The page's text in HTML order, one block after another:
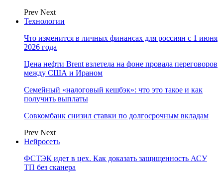
Prev Next
Технологии
Что изменится в личных финансах для россиян с 1 июня
2026 года
Цена нефти Brent взлетела на фоне провала переговоров
между США и Ираном
Семейный «налоговый кешбэк»: что это такое и как
получить выплаты
Совкомбанк снизил ставки по долгосрочным вкладам
Prev Next
Нейросеть
ФСТЭК идет в цех. Как доказать защищенность АСУ
ТП без сканера